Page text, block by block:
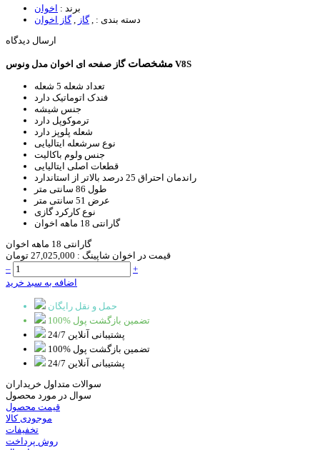
برند : اخوان
دسته بندی : ,گاز ,گاز اخوان
ارسال دیدگاه
مشخصات گاز صفحه ای اخوان مدل ونوس V8S
تعداد شعله 5 شعله
فندک اتوماتیک دارد
جنس شیشه
ترموکوپل دارد
شعله پلوپز دارد
نوع سرشعله ایتالیایی
جنس ولوم باکالیت
قطعات اصلی ایتالیایی
راندمان احتراق 25 درصد بالاتر از استاندارد
طول 86 سانتی متر
عرض 51 سانتی متر
نوع کارکردگازی
گارانتی 18 ماهه اخوان
گارانتی 18 ماهه اخوان
قیمت در اخوان شاپینگ : 27,025,000 تومان
–
+
اضافه به سبد خرید
حمل و نقل رایگان
100% تضمین بازگشت پول
پشتیبانی آنلاین 24/7
100% تضمین بازگشت پول
پشتیبانی آنلاین 24/7
سوالات متداول خریداران
سوال در مورد محصول
قیمت محصول
موجودی کالا
تخفیفات
روش پرداخت